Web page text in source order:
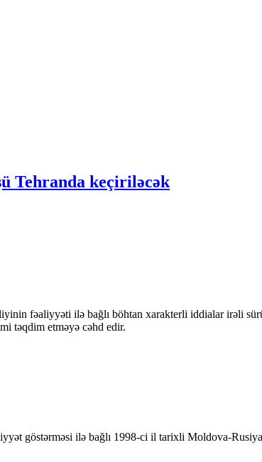
Tehranda keçiriləcək
fəaliyyəti ilə bağlı böhtan xarakterli iddialar irəli
təqdim etməyə cəhd edir.
göstərməsi ilə bağlı 1998-ci il tarixli Moldova-